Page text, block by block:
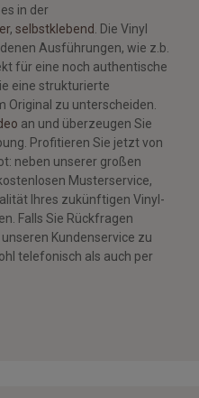
in der
, selbstklebend. Die Vinyl
Ausführungen, wie z.b.
für eine noch authentische
eine strukturierte
Original zu unterscheiden.
an und überzeugen Sie
Profitieren Sie jetzt von
neben unserer großen
Musterservice,
Ihres zukünftigen Vinyl-
Falls Sie Rückfragen
Kundenservice zu
telefonisch als auch per